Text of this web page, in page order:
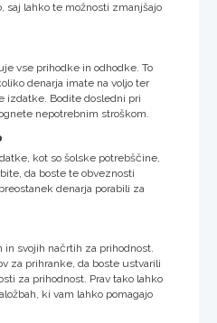
saj lahko te možnosti zmanjšajo
vse prihodke in odhodke. To
denarja imate na voljo ter
izdatke. Bodite dosledni pri
nepotrebnim stroškom.
kot so šolske potrebščine,
da boste te obveznosti
denarja porabili za
svojih načrtih za prihodnost.
za prihranke, da boste ustvarili
za prihodnost. Prav tako lahko
ki vam lahko pomagajo